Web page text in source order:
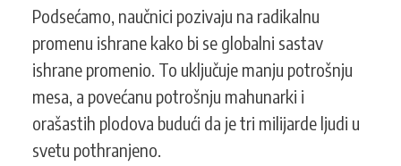
Podsećamo, naučnici pozivaju na radikalnu
promenu ishrane kako bi se globalni sastav
ishrane promenio. To uključuje manju potrošnju
mesa, a povećanu potrošnju mahunarki i
orašastih plodova budući da je tri milijarde ljudi u
svetu pothranjeno.